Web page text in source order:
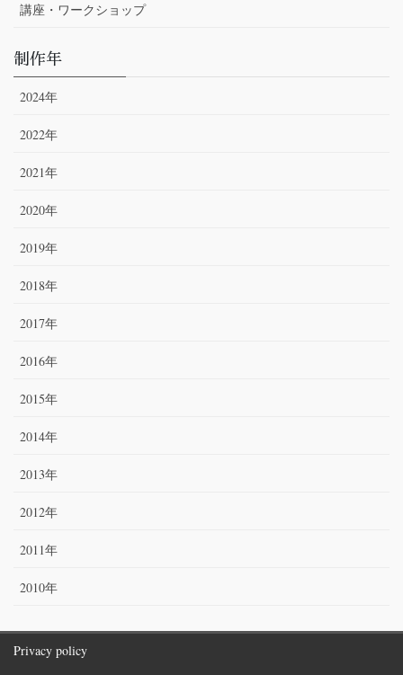
講座・ワークショップ
制作年
2024年
2022年
2021年
2020年
2019年
2018年
2017年
2016年
2015年
2014年
2013年
2012年
2011年
2010年
Privacy policy